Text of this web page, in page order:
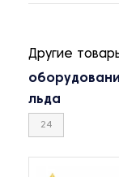
Другие
льда
24